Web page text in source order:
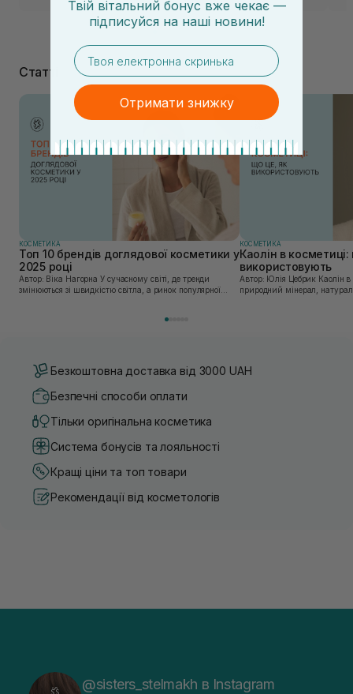
Статті
КОСМЕТИКА
Топ 10 брендів доглядової косметики у
2025 році
Автор: Віка Нагорна У сучасному світі, де тренди
змінюються зі швидкістю світла, а ринок популярної
КОСМЕТИКА
Каолін в
використовують
Автор: Юлія Цебрик Каолін в косметології – це
природний мінерал,
Безкоштовна доставка від 3000 UAH
Безпечні способи оплати
Тільки оригінальна косметика
Система бонусів та лояльності
Кращі ціни та топ товари
Рекомендації від косметологів
@sisters_stelmakh в Instagram
Твій вітальний бонус вже чекає —
підписуйся на наші новини!
email
Отримати знижку